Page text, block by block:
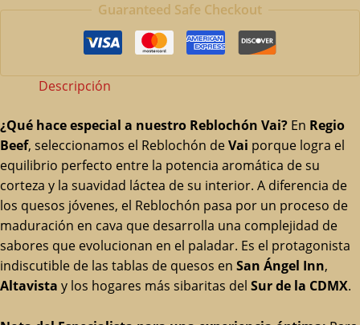
Guaranteed Safe Checkout
Descripción
¿Qué hace especial a nuestro Reblochón Vai? En Regio
Beef, seleccionamos el Reblochón deVai porque logra el
equilibrio perfecto entre la potencia aromática de su
corteza y la suavidad láctea de su interior. A diferencia de
los quesos jóvenes, el Reblochón pasa por un proceso de
maduración en cava que desarrolla una complejidad de
sabores que evolucionan en el paladar. Es el protagonista
indiscutible de las tablas de quesos en San Ángel Inn,
Altavista y los hogares más sibaritas del Sur de la CDMX.